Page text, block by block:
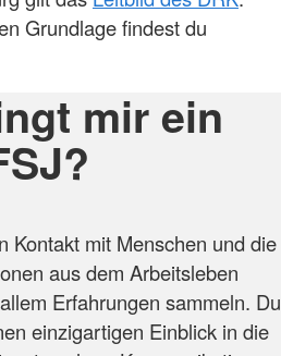
Grundlage findest du
mir ein
Kontakt mit Menschen und die
aus dem Arbeitsleben
Erfahrungen sammeln. Du
einzigartigen Einblick in die